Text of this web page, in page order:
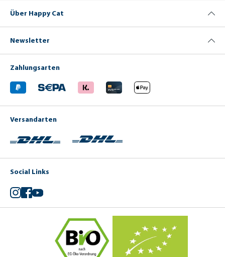
Über Happy Cat
Newsletter
Zahlungsarten
Versandarten
Social Links
Instagram
Facebook
YouTube